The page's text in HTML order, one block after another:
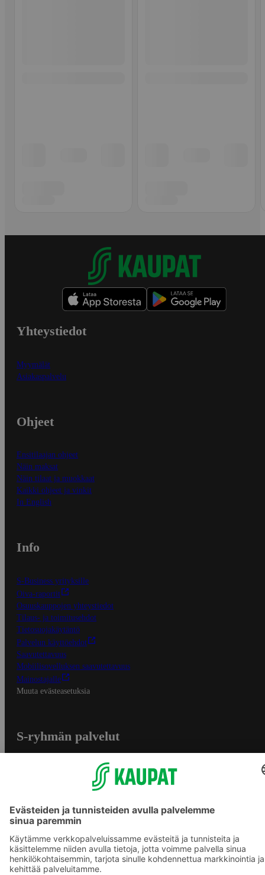
Yhteystiedot
Myymälät
Asiakaspalvelu
Ohjeet
Ensitilaajan ohjeet
Näin maksat
Näin tilaat ja muokkaat
Kaikki ohjeet ja vinkit
In English
Info
S-Business yrityksille
Oiva-raportit
Osuuskauppojen yhteystiedot
Tilaus- ja toimitusehdot
Tietosuojakäytäntö
Palvelun käyttöehdot
Saavutettavuus
Mobiilisovelluksen saavutettavuus
Mainostajalle
Muuta evästeasetuksia
S-ryhmän palvelut
S-ostoslista -sovellus
Prisma.fi
Sokos.fi
S-Pankki
Yhteishyvä